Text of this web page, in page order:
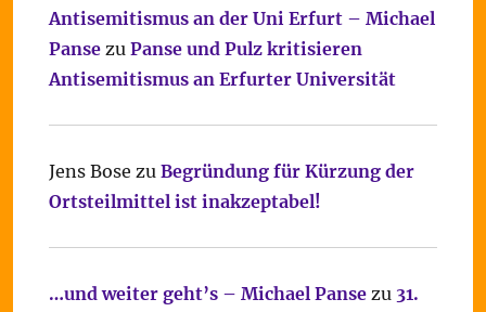
Antisemitismus an der Uni Erfurt – Michael
Pansezu Panse und Pulz kritisieren
Antisemitismus an Erfurter Universität
Jens Bose zu Begründung für Kürzung der
Ortsteilmittel ist inakzeptabel!
…und weiter geht’s – Michael Pansezu 31.